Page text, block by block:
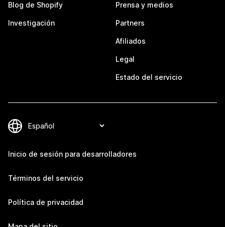
Blog de Shopify
Investigación
Prensa y medios
Partners
Afiliados
Legal
Estado del servicio
Inicio de sesión para desarrolladores
Términos del servicio
Política de privacidad